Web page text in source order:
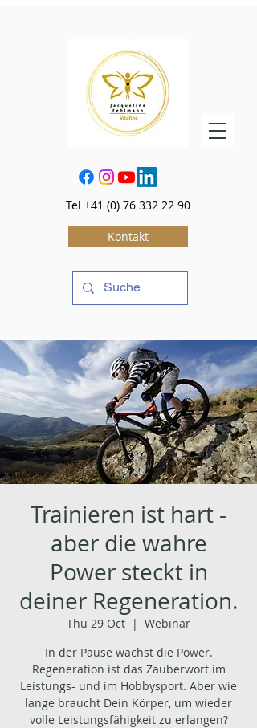
Tel +41 (0) 76 332 22 90
Kontakt
Trainieren ist hart -
aber die wahre
Power steckt in
deiner Regeneration.
Thu 29 Oct
  |
Webinar
In der Pause wächst die Power.
Regeneration ist das Zauberwort im
Leistungs- und im Hobbysport. Aber wie
lange braucht Dein Körper, um wieder
volle Leistungsfähigkeit zu erlangen?